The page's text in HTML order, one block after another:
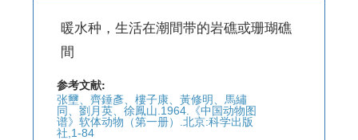
暖水种，生活在潮間带的岩礁或珊瑚礁
間
参考文献:
张壐、齊錘彥、樓子康、黃修明、馬繡
同、劉月英、徐鳳山.1964.《中国动物图
谱》软体动物（第一册）.北京:科学出版
社,1-84